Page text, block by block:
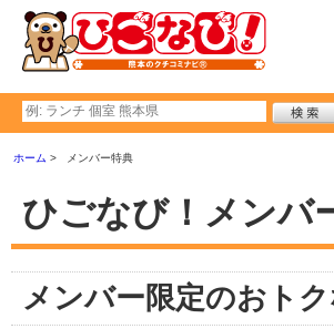
ホーム メンバー特典
ひごなび！メンバ
メンバー限定のおト